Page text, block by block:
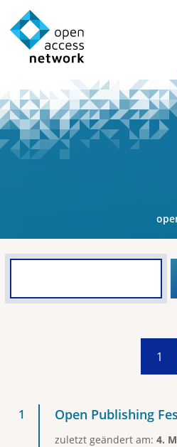
1
Open Publishing
zuletzt geändert am: 4.